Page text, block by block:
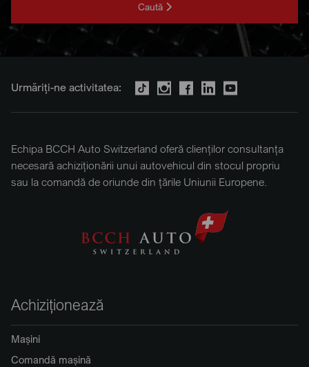
Caută
Urmăriți-ne activitatea:
Echipa BCCH Auto Switzerland oferă clienților consultanța
necesară achiziționării unui autovehicul din stocul propriu
sau la comandă de oriunde din țările Uniunii Europene.
Achiziționează
Mașini
Comandă mașină